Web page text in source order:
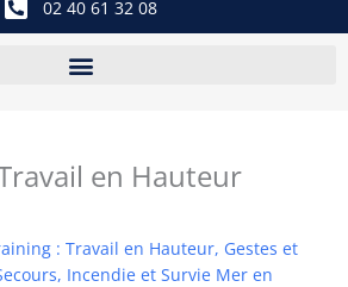
02 40 61 32 08
en Hauteur
: Travail en Hauteur, Gestes et
Incendie et Survie Mer en